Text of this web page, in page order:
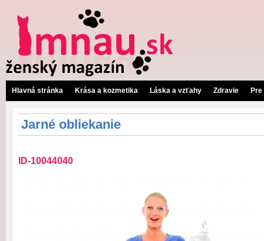
Hlavná stránka Krása a kozmetika Láska a vzťahy Zdravie
Jarné obliekanie
ID-10044040